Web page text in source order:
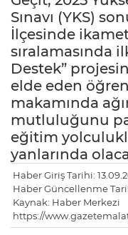
Sınavı (YKS)
İlçesinde
sıralamasında
Destek”
elde eden
makamında
mutluluğunu
eğitim
yanlarında
Haber Giriş Tarihi:
Haber Güncellenme
Kaynak: Haber Merkezi
https://